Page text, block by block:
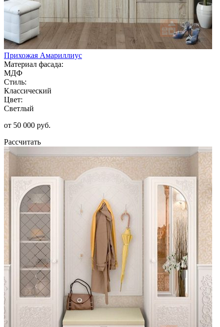
Прихожая Амариллиус
Материал фасада:
МДФ
Стиль:
Классический
Цвет:
Светлый
от 50 000 руб.
Рассчитать